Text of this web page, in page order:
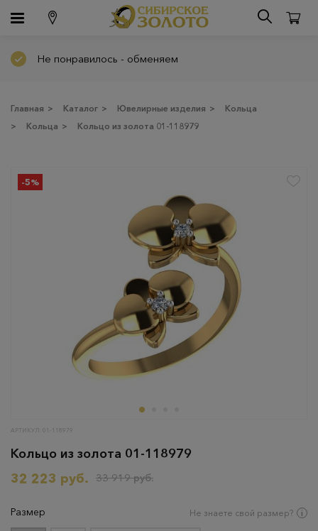
Не понравилось - обменяем
Главная > Каталог > Ювелирные изделия >
Кольца
>
Кольца > Кольцо из золота 01-118979
-5%
АРТИКУЛ: 01-118979
Кольцо из золота 01-118979
32 223 руб.
33 919 руб.
Размер Не знаете свой размер?